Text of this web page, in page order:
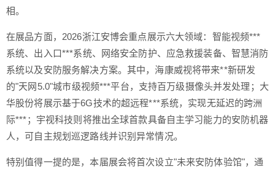
相。
在展品方面，2026浙江安博会重点展示六大领域：智能视频***
系统、出入口***系统、网络安全防护、应急救援装备、智慧消防
系统以及安防服务解决方案。其中，海康威视将带来**新研发
的"天网5.0"城市级视频***平台，支持百万级摄像头并发处理；大
华股份将展示基于6G技术的超远程***系统，实现无延迟的跨洲
际***；宇视科技则将推出全球首款具备自主学习能力的安防机器
人，可自主规划巡逻路线并识别异常情况。
特别值得一提的是，本届展会将首次设立"未来安防体验馆"，通